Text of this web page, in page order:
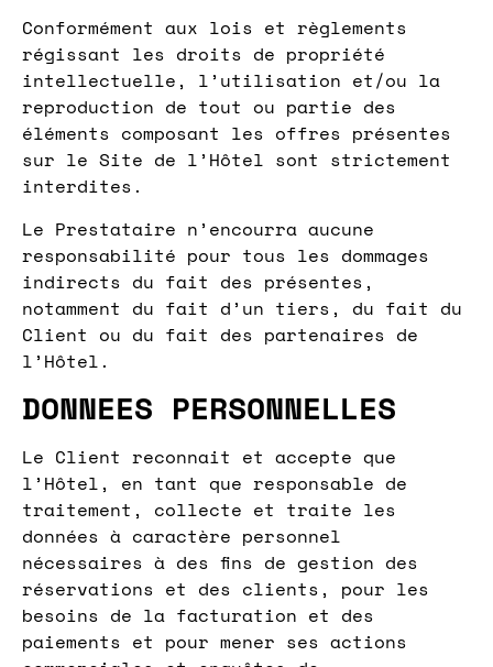
Conformément aux lois et règlements
régissant les droits de propriété
intellectuelle, l’utilisation et/ou la
reproduction de tout ou partie des
éléments composant les offres présentes
sur le Site de l’Hôtel sont strictement
interdites.
Le Prestataire n’encourra aucune
responsabilité pour tous les dommages
indirects du fait des présentes,
notamment du fait d’un tiers, du fait du
Client ou du fait des partenaires de
l’Hôtel.
DONNEES PERSONNELLES
Le Client reconnait et accepte que
l’Hôtel, en tant que responsable de
traitement, collecte et traite les
données à caractère personnel
nécessaires à des fins de gestion des
réservations et des clients, pour les
besoins de la facturation et des
paiements et pour mener ses actions